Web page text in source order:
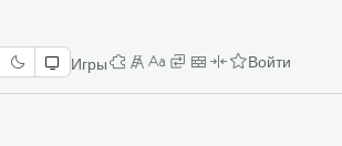
ИгрыДесяточки
Лесенка
Алфавитка
Замены
СтеныПалиндромы
Задание
Войти